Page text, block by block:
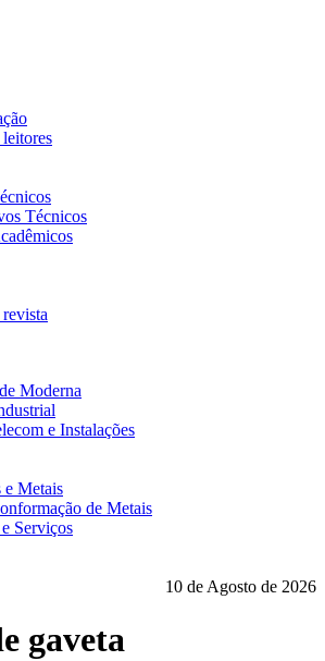
Técnicos
Moderna
e Instalações
e Metais
de Metais
Serviços
10 de Agosto de 2026
gaveta